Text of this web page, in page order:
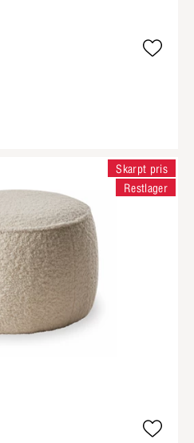
Skarpt pris
Restlager